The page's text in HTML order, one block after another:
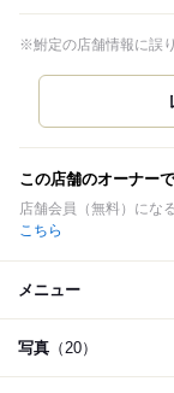
※鮒定の店舗情報に誤
この店舗のオーナー
店舗会員（無料）にな
こちら
メニュー
写真 （20）